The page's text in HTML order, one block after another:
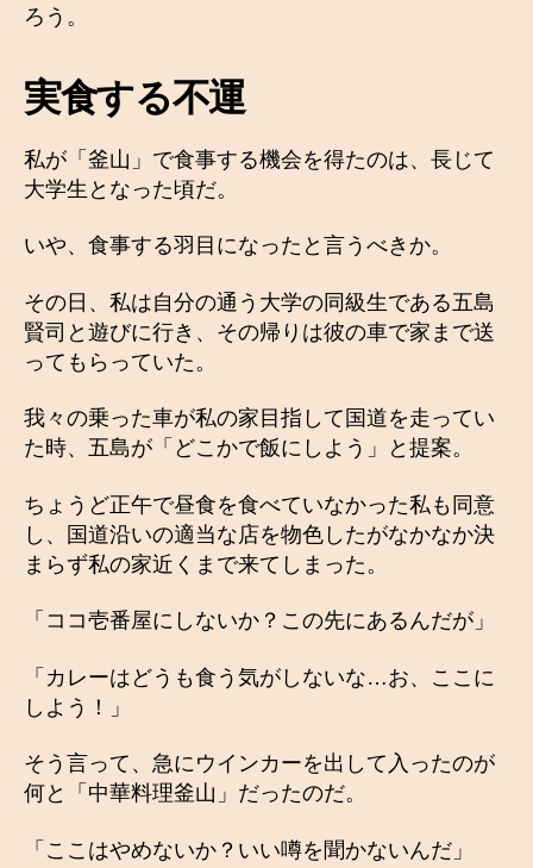
ろう。
実食する不運
私が「釜山」で食事する機会を得たのは、長じて
大学生となった頃だ。
いや、食事する羽目になったと言うべきか。
その日、私は自分の通う大学の同級生である五島
賢司と遊びに行き、その帰りは彼の車で家まで送
ってもらっていた。
我々の乗った車が私の家目指して国道を走ってい
た時、五島が「どこかで飯にしよう」と提案。
ちょうど正午で昼食を食べていなかった私も同意
し、国道沿いの適当な店を物色したがなかなか決
まらず私の家近くまで来てしまった。
「ココ壱番屋にしないか？この先にあるんだが」
「カレーはどうも食う気がしないな…お、ここに
しよう！」
そう言って、急にウインカーを出して入ったのが
何と「中華料理釜山」だったのだ。
「ここはやめないか？いい噂を聞かないんだ」